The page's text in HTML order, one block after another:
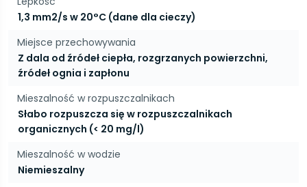
1,3 mm2/s w 20°C (dane dla cieczy)
Miejsce przechowywania
Z dala od źródeł ciepła, rozgrzanych powierzchni,
źródeł ognia i zapłonu
Mieszalność w rozpuszczalnikach
Słabo rozpuszcza się w rozpuszczalnikach
organicznych (< 20 mg/l)
Mieszalność w wodzie
Niemieszalny